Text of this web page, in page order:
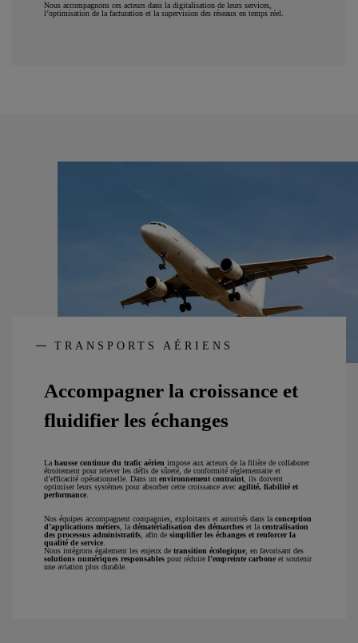
Nous accompagnons ces acteurs dans la digitalisation de leurs services,
l’optimisation de la facturation et la supervision des réseaux en temps réel.
Accompagner la croissance et
fluidifier les échanges
TRANSPORTS AÉRIENS
La hausse continue du trafic aérien impose aux acteurs de la filière de collaborer
étroitement pour relever les défis de sûreté, de conformité réglementaire et
d’efficacité opérationnelle. Dans un environnement contraint, ils doivent
optimiser leurs systèmes pour absorber cette croissance avec agilité, fiabilité et
performance.
Nos équipes accompagnent compagnies, exploitants et autorités dans la conception
d’applications métiers, la dématérialisation des démarches et la centralisation
des processus administratifs, afin de simplifier les échanges et renforcer la
qualité de service.
Nous intégrons également les enjeux de transition écologique, en favorisant des
solutions numériques responsables pour réduire l’empreinte carbone et soutenir
une aviation plus durable.